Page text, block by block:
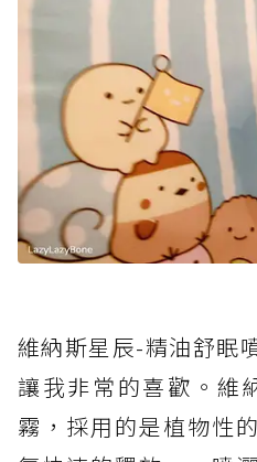
維納斯星辰-精油舒眠
讓我非常的喜歡。維
霧，採用的是植物性